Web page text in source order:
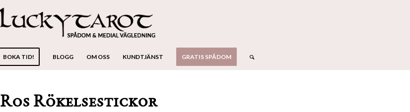
BOKA TID! BLOGG OM OSS KUNDTJÄNST GRATIS SPÅDOM
Ros Rökelsestickor